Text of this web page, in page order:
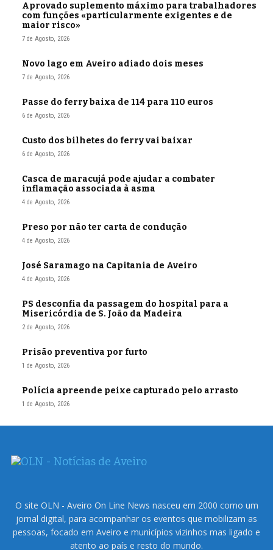
Aprovado suplemento máximo para trabalhadores
com funções «particularmente exigentes e de
maior risco»
7 de Agosto, 2026
Novo lago em Aveiro adiado dois meses
7 de Agosto, 2026
Passe do ferry baixa de 114 para 110 euros
6 de Agosto, 2026
Custo dos bilhetes do ferry vai baixar
6 de Agosto, 2026
Casca de maracujá pode ajudar a combater
inflamação associada à asma
4 de Agosto, 2026
Preso por não ter carta de condução
4 de Agosto, 2026
José Saramago na Capitania de Aveiro
4 de Agosto, 2026
PS desconfia da passagem do hospital para a
Misericórdia de S. João da Madeira
2 de Agosto, 2026
Prisão preventiva por furto
1 de Agosto, 2026
Polícia apreende peixe capturado pelo arrasto
1 de Agosto, 2026
O site OLN - Aveiro On Line News nasceu em 2000 como um
jornal digital, para acompanhar os eventos que mobilizam as
pessoas, focado em Aveiro e municípios vizinhos mas ligado e
atento ao país e resto do mundo.